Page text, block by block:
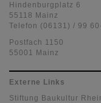
Hindenburgplatz 6
55118 Mainz
Telefon (06131) / 99
Postfach 1150
55001 Mainz
Externe Links
Stiftung Baukultur